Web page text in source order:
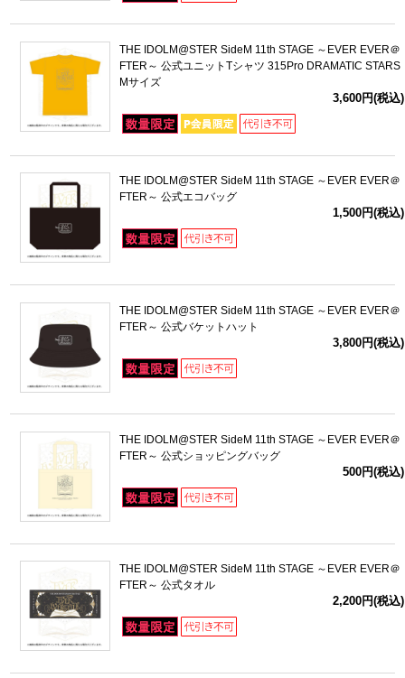
THE IDOLM@STER SideM 11th STAGE ～EVER EVER＠
FTER～ 公式ユニットTシャツ 315Pro DRAMATIC STARS
Mサイズ
3,600円(税込)
THE IDOLM@STER SideM 11th STAGE ～EVER EVER＠
FTER～ 公式エコバッグ
1,500円(税込)
THE IDOLM@STER SideM 11th STAGE ～EVER EVER＠
FTER～ 公式バケットハット
3,800円(税込)
THE IDOLM@STER SideM 11th STAGE ～EVER EVER＠
FTER～ 公式ショッピングバッグ
500円(税込)
THE IDOLM@STER SideM 11th STAGE ～EVER EVER＠
FTER～ 公式タオル
2,200円(税込)